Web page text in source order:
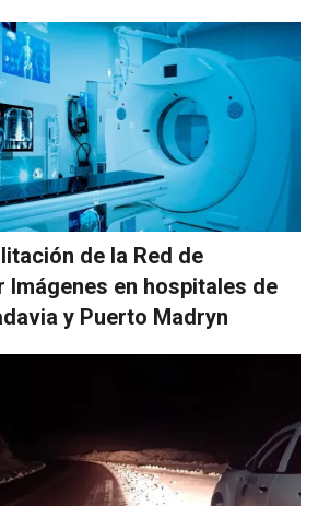
de la Red de
Imágenes en hospitales de
y Puerto Madryn